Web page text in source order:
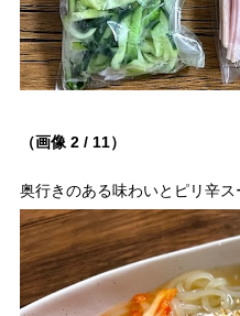
（画像 2 / 11）
奥行きのある味わいとピリ辛ス